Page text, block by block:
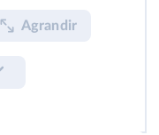
Agrandir